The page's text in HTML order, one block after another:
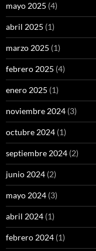
mayo 2025 (4)
abril 2025 (1)
marzo 2025 (1)
febrero 2025 (4)
enero 2025 (1)
noviembre 2024 (3)
octubre 2024 (1)
septiembre 2024 (2)
junio 2024 (2)
mayo 2024 (3)
abril 2024 (1)
febrero 2024 (1)